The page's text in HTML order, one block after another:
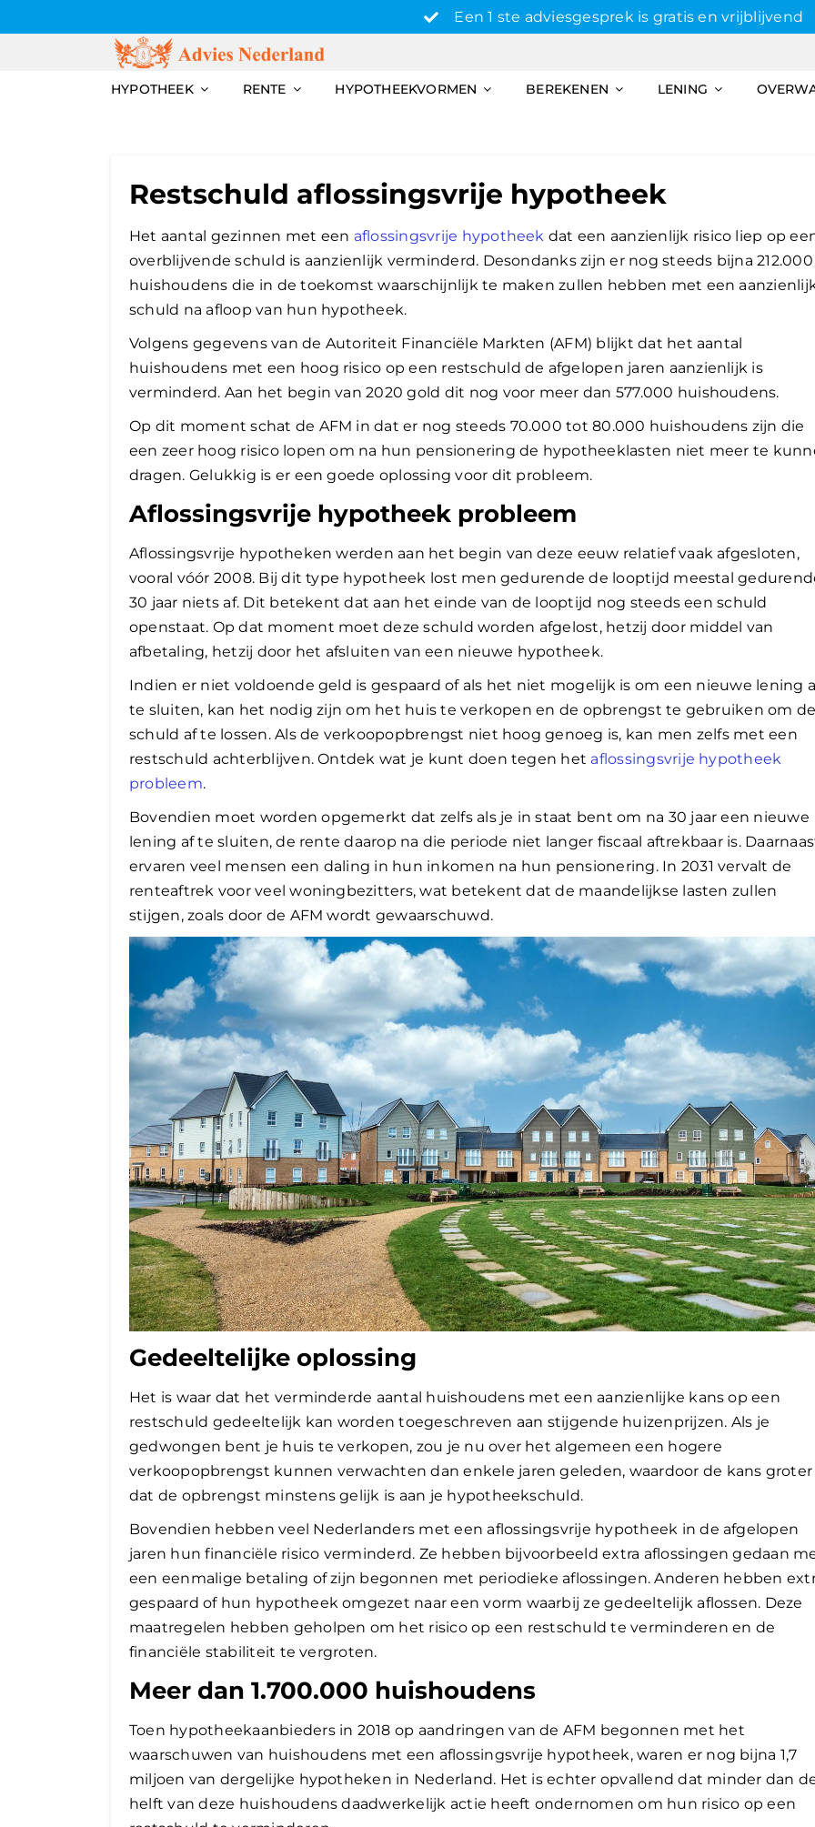
to
Een 1 ste adviesgesprek is gratis en vrijblijvend
HYPOTHEEK RENTE HYPOTHEEKVORMEN BEREKENEN LENING
Restschuld aflossingsvrije hypotheek
Het aantal gezinnen met een aflossingsvrije hypotheek dat een aanzienlijk risico liep op
overblijvende schuld is aanzienlijk verminderd. Desondanks zijn er nog steeds bijna 212.000
huishoudens die in de toekomst waarschijnlijk te maken zullen hebben met een
schuld na afloop van hun hypotheek.
Volgens gegevens van de Autoriteit Financiële Markten (AFM) blijkt dat het aantal
huishoudens met een hoog risico op een restschuld de afgelopen jaren aanzienlijk is
verminderd. Aan het begin van 2020 gold dit nog voor meer dan 577.000 huishoudens.
Op dit moment schat de AFM in dat er nog steeds 70.000 tot 80.000 huishoudens zijn die
een zeer hoog risico lopen om na hun pensionering de hypotheeklasten niet meer te
dragen. Gelukkig is er een goede oplossing voor dit probleem.
Aflossingsvrije hypotheek probleem
Aflossingsvrije hypotheken werden aan het begin van deze eeuw relatief vaak afgesloten,
vooral vóór 2008. Bij dit type hypotheek lost men gedurende de looptijd meestal
30 jaar niets af. Dit betekent dat aan het einde van de looptijd nog steeds een schuld
openstaat. Op dat moment moet deze schuld worden afgelost, hetzij door middel van
afbetaling, hetzij door het afsluiten van een nieuwe hypotheek.
Indien er niet voldoende geld is gespaard of als het niet mogelijk is om een nieuwe lening
te sluiten, kan het nodig zijn om het huis te verkopen en de opbrengst te gebruiken om
schuld af te lossen. Als de verkoopopbrengst niet hoog genoeg is, kan men zelfs met een
restschuld achterblijven. Ontdek wat je kunt doen tegen het aflossingsvrije hypotheek
probleem.
Bovendien moet worden opgemerkt dat zelfs als je in staat bent om na 30 jaar een nieuwe
lening af te sluiten, de rente daarop na die periode niet langer fiscaal aftrekbaar is.
ervaren veel mensen een daling in hun inkomen na hun pensionering. In 2031 vervalt de
renteaftrek voor veel woningbezitters, wat betekent dat de maandelijkse lasten zullen
stijgen, zoals door de AFM wordt gewaarschuwd.
Gedeeltelijke oplossing
Het is waar dat het verminderde aantal huishoudens met een aanzienlijke kans op een
restschuld gedeeltelijk kan worden toegeschreven aan stijgende huizenprijzen. Als je
gedwongen bent je huis te verkopen, zou je nu over het algemeen een hogere
verkoopopbrengst kunnen verwachten dan enkele jaren geleden, waardoor de kans groter
dat de opbrengst minstens gelijk is aan je hypotheekschuld.
Bovendien hebben veel Nederlanders met een aflossingsvrije hypotheek in de afgelopen
jaren hun financiële risico verminderd. Ze hebben bijvoorbeeld extra aflossingen gedaan
een eenmalige betaling of zijn begonnen met periodieke aflossingen. Anderen hebben
gespaard of hun hypotheek omgezet naar een vorm waarbij ze gedeeltelijk aflossen. Deze
maatregelen hebben geholpen om het risico op een restschuld te verminderen en de
financiële stabiliteit te vergroten.
Meer dan 1.700.000 huishoudens
Toen hypotheekaanbieders in 2018 op aandringen van de AFM begonnen met het
waarschuwen van huishoudens met een aflossingsvrije hypotheek, waren er nog bijna 1,7
miljoen van dergelijke hypotheken in Nederland. Het is echter opvallend dat minder dan
helft van deze huishoudens daadwerkelijk actie heeft ondernomen om hun risico op een